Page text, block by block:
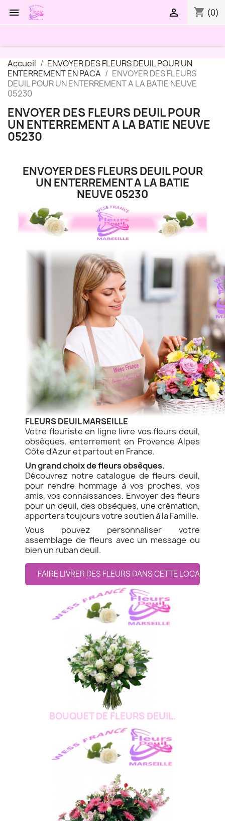
 shopping_cart (0)

Accueil
ENVOYER DES FLEURS DEUIL POUR UN
ENTERREMENT EN PACA
ENVOYER DES FLEURS
DEUIL POUR UN ENTERREMENT A LA BATIE NEUVE
05230
ENVOYER DES FLEURS DEUIL POUR
UN ENTERREMENT A LA BATIE NEUVE
05230
ENVOYER DES FLEURS DEUIL POUR
UN ENTERREMENT A LA BATIE
NEUVE 05230
FLEURS DEUIL MARSEILLE
Votre fleuriste en ligne livre vos fleurs deuil,
obsèques, enterrement en Provence Alpes
Côte d'Azur et partout en France.
Un grand choix de fleurs obsèques.
Découvrez notre catalogue de fleurs deuil,
pour rendre hommage à vos proches, vos
amis, vos connaissances. Envoyer des fleurs
pour un deuil, des obsèques, une crémation,
apportera toujours votre soutien à la Famille.
Vous pouvez personnaliser votre
assemblage de fleurs avec un message ou
bien un ruban deuil.
FAIRE LIVRER DES FLEURS DANS CETTE LOCALITE
BOUQUET DE FLEURS DEUIL.